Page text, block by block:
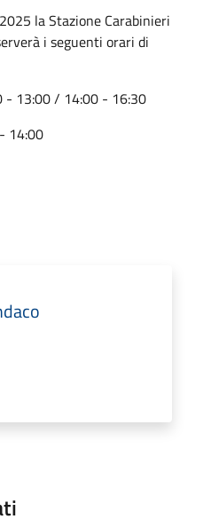
la Stazione Carabinieri
i seguenti orari di
- 13:00 / 14:00 - 16:30
14:00